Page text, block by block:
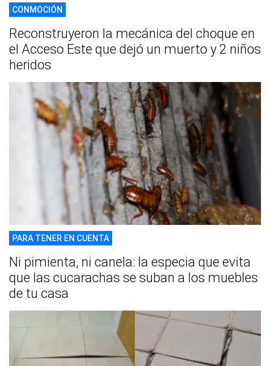
CONMOCIÓN
Reconstruyeron la mecánica del choque en
el Acceso Este que dejó un muerto y 2 niños
heridos
PARA TENER EN CUENTA
Ni pimienta, ni canela: la especia que evita
que las cucarachas se suban a los muebles
de tu casa